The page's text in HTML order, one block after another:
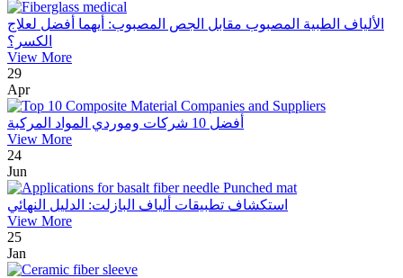
الألياف الطبية المصبوب مقابل الجص المصبوب: أيهما أفضل لعلاج
الكسر؟
View More
29
Apr
أفضل 10 شركات وموردي المواد المركبة
View More
24
Jun
استكشاف تطبيقات ألياف البازلت: الدليل النهائي
View More
25
Jan